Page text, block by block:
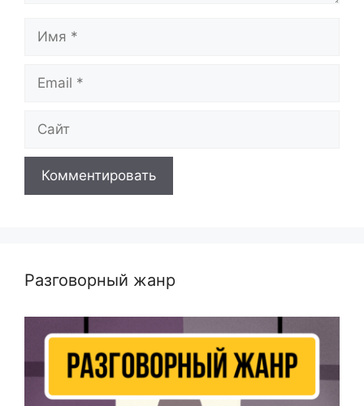
Разговорный жанр